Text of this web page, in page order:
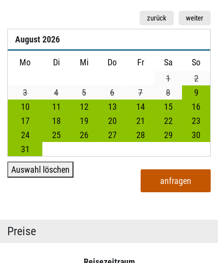
weiter
zurück
August2026
Mo Di Mi Do Fr Sa
So
1
2
3
4 5 6 7 8
9
10
11 12 13 14 15
16
17
18 19 20 21 22
23
24
25 26 27 28 29
30
31
Auswahl löschen
anfragen
Preise